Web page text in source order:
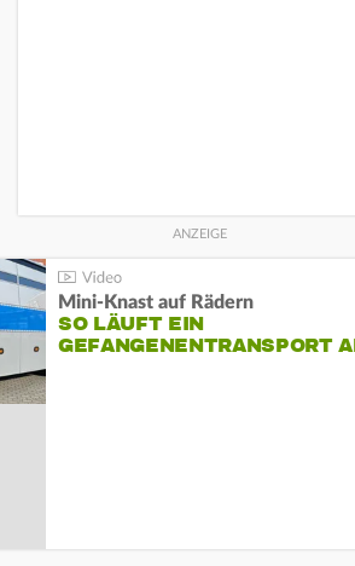
Mini-Knast auf Rädern
SO LÄUFT EIN
GEFANGENENTRANSPORT